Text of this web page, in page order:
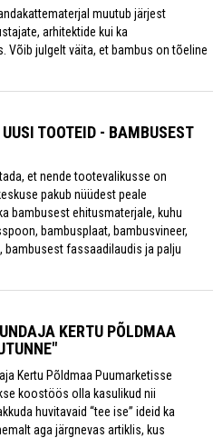
muutub järjest
arhitektide kui ka
Võib julgelt väita, et bambus on tõeline
TOOTEID - BAMBUSEST
et nende tootevalikusse on
pakub nüüdest peale
bambusest ehitusmaterjale, kuhu
bambusplaat, bambusvineer,
fassaadilaudis ja palju
KERTU PÕLDMAA
Kertu Põldmaa Puumarketisse
koostöös olla kasulikud nii
huvitavaid “tee ise” ideid ka
aga järgnevas artiklis, kus